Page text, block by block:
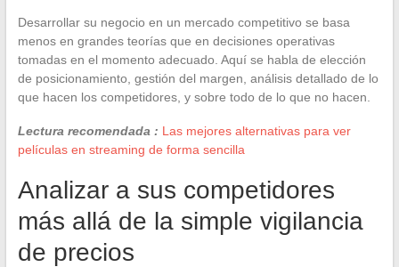
Desarrollar su negocio en un mercado competitivo se basa
menos en grandes teorías que en decisiones operativas
tomadas en el momento adecuado. Aquí se habla de elección
de posicionamiento, gestión del margen, análisis detallado de lo
que hacen los competidores, y sobre todo de lo que no hacen.
Lectura recomendada : Las mejores alternativas para ver
películas en streaming de forma sencilla
Analizar a sus competidores
más allá de la simple vigilancia
de precios